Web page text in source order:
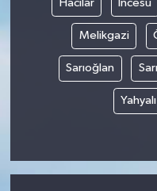
Hacılar İncesu
Melikgazi
Sarıoğlan
Yahyalı